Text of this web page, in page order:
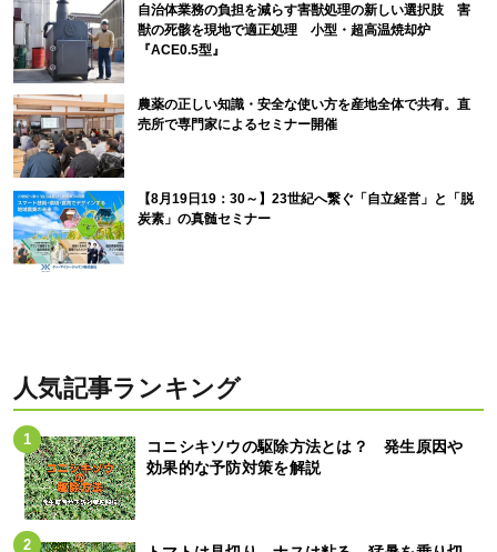
自治体業務の負担を減らす害獣処理の新しい選択肢 害
獣の死骸を現地で適正処理 小型・超高温焼却炉
『ACE0.5型』
農薬の正しい知識・安全な使い方を産地全体で共有。直
売所で専門家によるセミナー開催
【8月19日19：30～】23世紀へ繋ぐ「自立経営」と「脱
炭素」の真髄セミナー
人気記事ランキング
コニシキソウの駆除方法とは？ 発生原因や
効果的な予防対策を解説